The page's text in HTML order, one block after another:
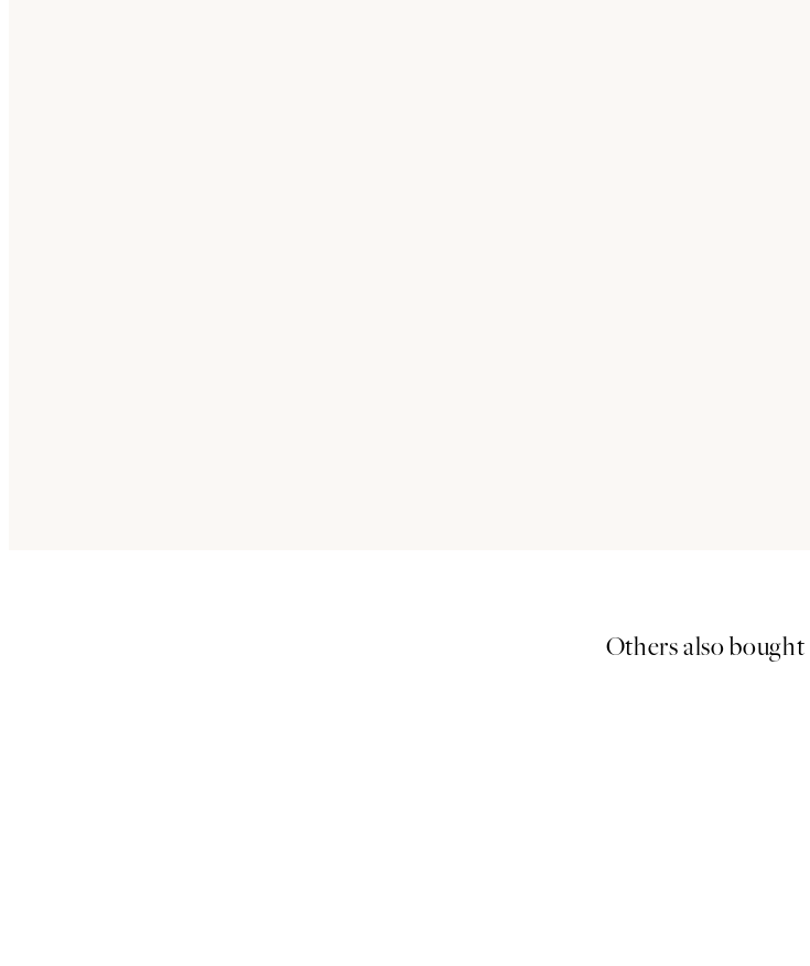
Others also bought